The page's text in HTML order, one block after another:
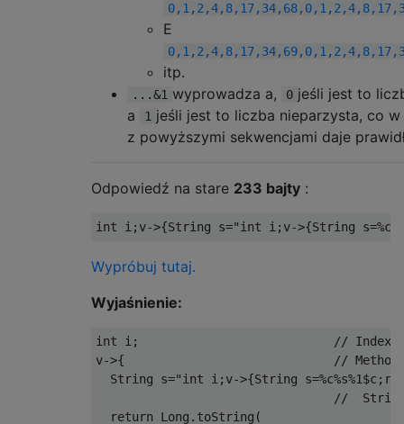
E
itp.
...&1 wyprowadza a, 0 jeśli jest to
a
1 jeśli jest to liczba nieparzysta, co w
z powyższymi sekwencjami daje
Odpowiedź na stare 233 bajty :
int i ; v->{String s="int i;v->{String
Wypróbuj tutaj.
Wyjaśnienie:
int i ;
// Index-
v->{
// Method
String s="int i;v->{String
//  String
return
Long . toString (